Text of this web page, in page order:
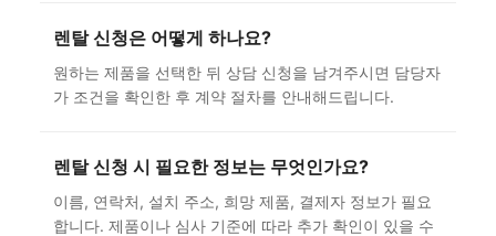
렌탈 신청은 어떻게 하나요?
원하는 제품을 선택한 뒤 상담 신청을 남겨주시면 담당자
가 조건을 확인한 후 계약 절차를 안내해드립니다.
렌탈 신청 시 필요한 정보는 무엇인가요?
이름, 연락처, 설치 주소, 희망 제품, 결제자 정보가 필요
합니다. 제품이나 심사 기준에 따라 추가 확인이 있을 수